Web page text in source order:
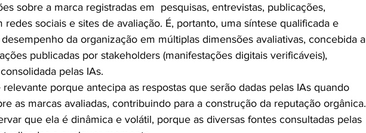
sobre a marca registradas em  pesquisas, entrevistas, publicações,
redes sociais e sites de avaliação. É, portanto, uma síntese qualificada e
da organização em múltiplas dimensões avaliativas, concebida a
publicadas por stakeholders (manifestações digitais verificáveis),
pelas IAs.
relevante porque antecipa as respostas que serão dadas pelas IAs quando
as marcas avaliadas, contribuindo para a construção da reputação orgânica.
que ela é dinâmica e volátil, porque as diversas fontes consultadas pelas